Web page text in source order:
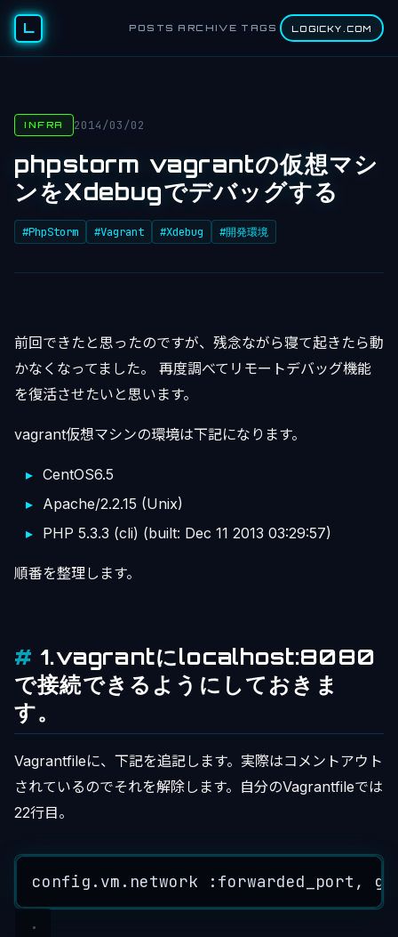
L POSTS ARCHIVE TAGS LOGICKY.COM
INFRA 2014/03/02
phpstorm vagrantの仮想マシ
ンをXdebugでデバッグする
#PhpStorm #Vagrant #Xdebug #開発環境
前回できたと思ったのですが、残念ながら寝て起きたら動
かなくなってました。 再度調べてリモートデバッグ機能
を復活させたいと思います。
vagrant仮想マシンの環境は下記になります。
CentOS6.5
Apache/2.2.15 (Unix)
PHP 5.3.3 (cli) (built: Dec 11 2013 03:29:57)
順番を整理します。
1.vagrantにlocalhost:8080
で接続できるようにしておきま
す。
Vagrantfileに、下記を追記します。実際はコメントアウト
されているのでそれを解除します。自分のVagrantfileでは
22行目。
config . vm . network : forwarded_port ,